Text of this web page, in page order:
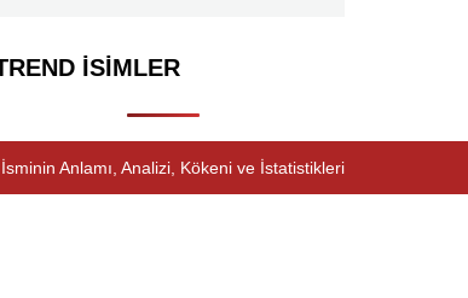
İSIMLER
Anlamı, Analizi, Kökeni ve İstatistikleri